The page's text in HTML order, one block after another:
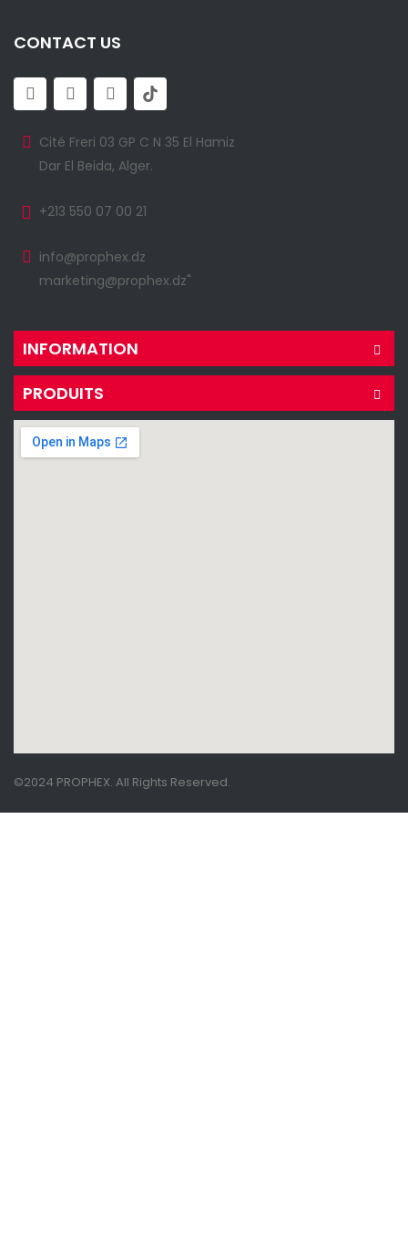
CONTACT US
Cité Freri 03 GP C N 35 El Hamiz
Dar El Beida, Alger.
+213 550 07 00 21
info@prophex.dz
marketing@prophex.dz"
INFORMATION
PRODUITS
©2024 PROPHEX. All Rights Reserved.